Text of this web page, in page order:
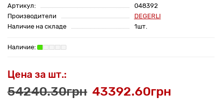
Артикул:
048392
Производители
DEGERLI
Наличие на складе
1шт.
Цена за шт.:
54240.30грн 43392.60грн